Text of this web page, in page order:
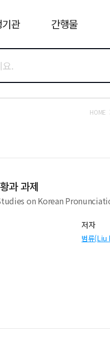
관 간행물
HOME
과 과제
on Korean
저자
범류(Liu